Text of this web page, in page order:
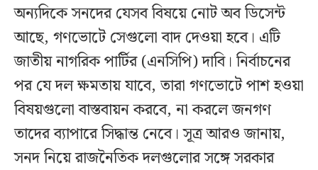
অন্যদিকে সনদের যেসব বিষয়ে নোট অব ডিসেন্ট
আছে, গণভোটে সেগুলো বাদ দেওয়া হবে। এটি
জাতীয় নাগরিক পার্টির (এনসিপি) দাবি। নির্বাচনের
পর যে দল ক্ষমতায় যাবে, তারা গণভোটে পাশ হওয়া
বিষয়গুলো বাস্তবায়ন করবে, না করলে জনগণ
তাদের ব্যাপারে সিদ্ধান্ত নেবে। সূত্র আরও জানায়,
সনদ নিয়ে রাজনৈতিক দলগুলোর সঙ্গে সরকার